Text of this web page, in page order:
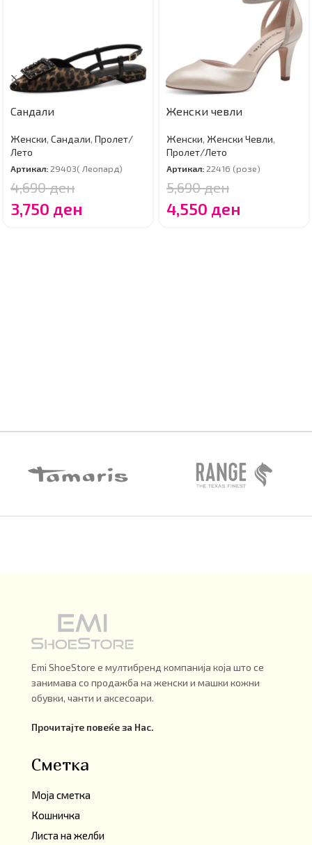
Сандали
Женски, Сандали, Пролет/
Лето
Артикал:29403( Леопард)
4,690ден
3,750 ден
Женски чевли
Женски, Женски Чевли,
Пролет/Лето
Артикал:22416 (розе)
5,690ден
4,550 ден
Emi ShoeStore е мултибренд компанија која што се
занимава со продажба на женски и машки кожни
обувки, чанти и аксесоари.
Прочитајте повеќе за Нас.
Сметка
Моја сметка
Кошничка
Листа на желби